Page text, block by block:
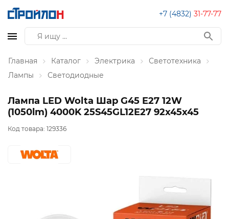
+7 (4832) 31-77-77
Главная Каталог Электрика
Светотехника
Лампы
Светодиодные
Лампа LED Wolta Шар G45 E27 12W
(1050lm) 4000K 25S45GL12E27 92х45х45
Код товара: 129336